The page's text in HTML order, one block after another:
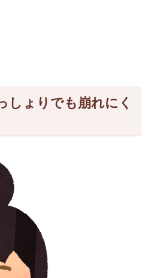
しょりでも崩れにく